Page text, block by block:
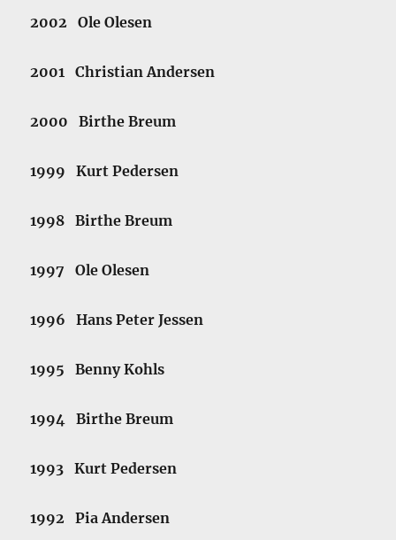
2002 Ole Olesen
2001 Christian Andersen
2000 Birthe Breum
1999 Kurt Pedersen
1998 Birthe Breum
1997 Ole Olesen
1996 Hans Peter Jessen
1995 Benny Kohls
1994 Birthe Breum
1993 Kurt Pedersen
1992 Pia Andersen